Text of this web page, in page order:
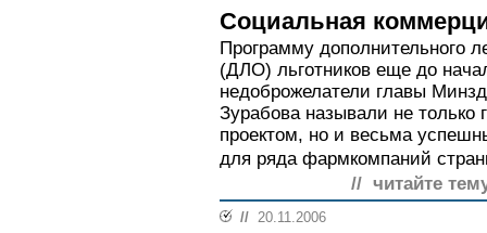
Социальная
Программу дополнительного
(ДЛО) льготников еще до
недоброжелатели главы
Зурабова называли не
проектом, но и весьма
для ряда фармкомпаний
// читайте
// 20.11.2006